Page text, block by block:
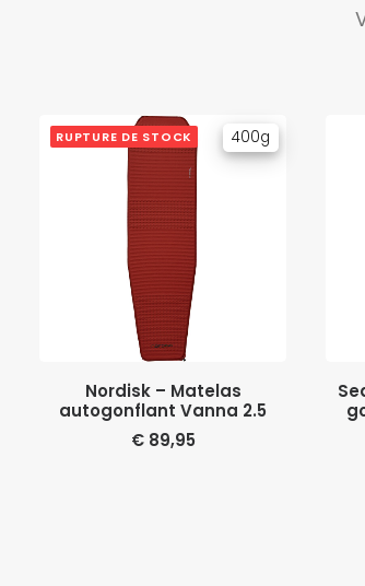
400g
RUPTURE DE STOCK
LIRE LA SUITE
Nordisk – Matelas
autogonflant Vanna 2.5
€89,95